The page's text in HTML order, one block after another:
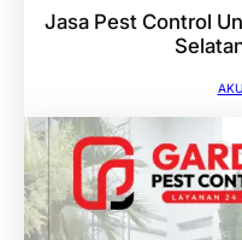
Jasa Pest Control